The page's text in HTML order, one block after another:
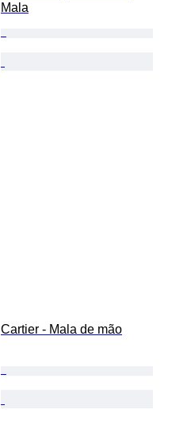
Mala
Cartier - Mala de mão